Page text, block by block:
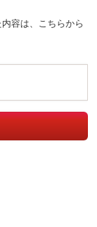
容は、 こちらから